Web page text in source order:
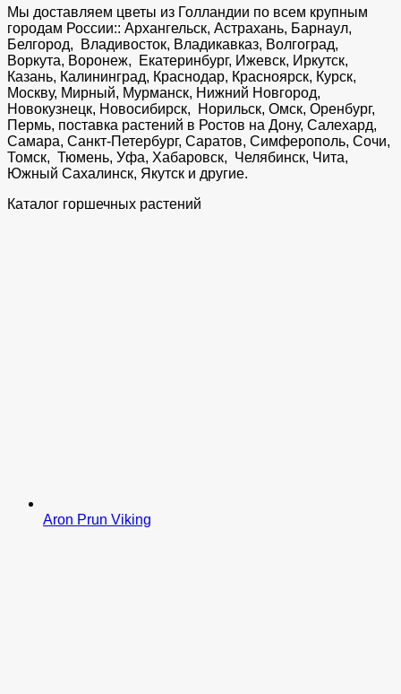
Мы доставляем цветы из Голландии по всем крупным
городам России:: Архангельск, Астрахань, Барнаул,
Белгород, Владивосток, Владикавказ, Волгоград,
Воркута, Воронеж, Екатеринбург, Ижевск, Иркутск,
Казань, Калининград, Краснодар, Красноярск, Курск,
Москву, Мирный, Мурманск, Нижний Новгород,
Новокузнецк, Новосибирск, Норильск, Омск, Оренбург,
Пермь, поставка растений в Ростов на Дону, Салехард,
Самара, Санкт-Петербург, Саратов, Симферополь, Сочи,
Томск, Тюмень, Уфа, Хабаровск, Челябинск, Чита,
Южный Сахалинск, Якутск и другие.
Каталог горшечных растений
Aron Prun Viking